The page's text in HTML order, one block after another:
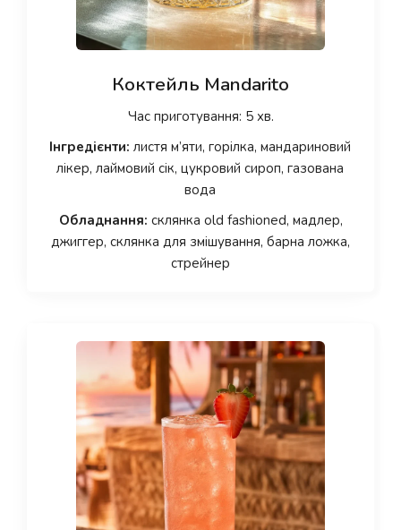
Коктейль Mandarito
Час приготування: 5 хв.
Інгредієнти: листя м’яти, горілка, мандариновий
лікер, лаймовий сік, цукровий сироп, газована
вода
Обладнання: склянка old fashioned, мадлер,
джиггер, склянка для змішування, барна ложка,
стрейнер